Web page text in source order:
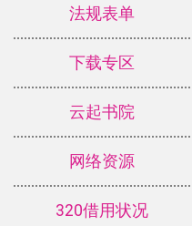
法规表单
下载专区
云起书院
网络资源
320借用状况